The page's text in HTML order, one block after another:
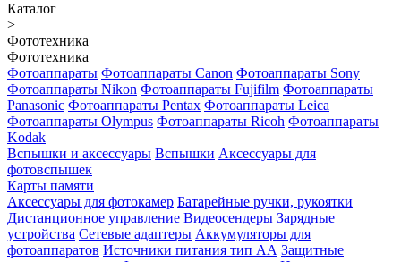
Каталог
>
Фототехника
Фототехника
Фотоаппараты Фотоаппараты Canon Фотоаппараты Sony
Фотоаппараты Nikon Фотоаппараты Fujifilm Фотоаппараты
Panasonic Фотоаппараты Pentax Фотоаппараты Leica
Фотоаппараты Olympus Фотоаппараты Ricoh Фотоаппараты
Kodak
Вспышки и аксессуары Вспышки Аксессуары для
фотовспышек
Карты памяти
Аксессуары для фотокамер Батарейные ручки, рукоятки
Дистанционное управление Видеосендеры Зарядные
устройства Сетевые адаптеры Аккумуляторы для
фотоаппаратов Источники питания тип АА Защитные